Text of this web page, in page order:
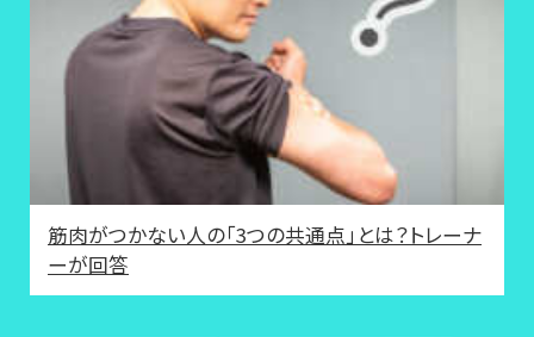
筋肉がつかない人の「3つの共通点」とは？トレーナ
ーが回答